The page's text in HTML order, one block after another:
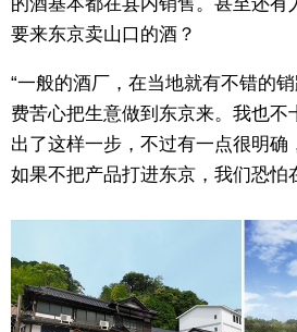
要来东京卖山口的酒？
“一般的酒厂，在当地就有不错的
费苦心把生意做到东京来。我也不
出了这样一步，不过有一点很明确
如果不把产品打进东京，我们恐怕